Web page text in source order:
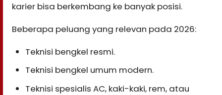
karier bisa berkembang ke banyak posisi.
Beberapa peluang yang relevan pada 2026:
Teknisi bengkel resmi.
Teknisi bengkel umum modern.
Teknisi spesialis AC, kaki-kaki, rem, atau